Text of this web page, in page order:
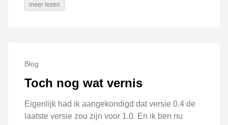
meer lezen
Blog
Toch nog wat vernis
Eigenlijk had ik aangekondigd dat versie 0.4 de
laatste versie zou zijn voor 1.0. En ik ben nu